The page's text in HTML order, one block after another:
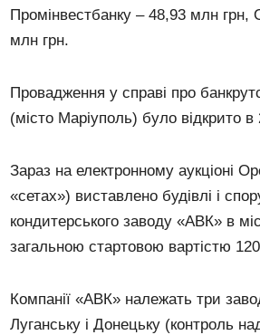
Промінвестбанку – 48,93 млн
млн грн.
Провадження у справі про
(місто Маріуполь) було відкрито в
Зараз на електронному аукціоні
«сетах») виставлено будівлі і
кондитерського заводу «АВК» в
загальною стартовою вартістю
Компанії «АВК» належать три
Луганську і Донецьку (контроль